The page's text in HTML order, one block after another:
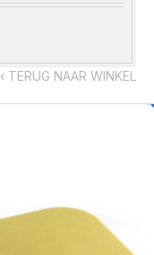
‹ TERUG NAAR WINKEL